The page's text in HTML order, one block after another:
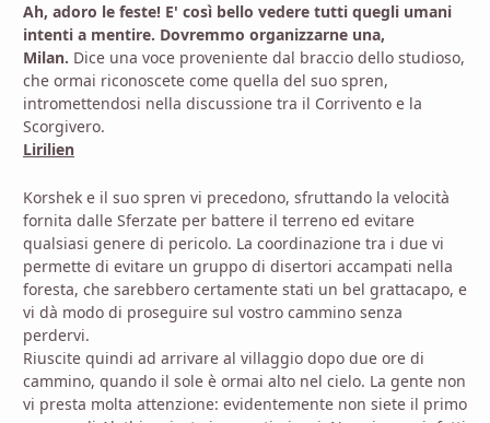
Ah, adoro le feste! E' così bello vedere tutti quegli umani
intenti a mentire. Dovremmo organizzarne una,
Milan. Dice una voce proveniente dal braccio dello studioso,
che ormai riconoscete come quella del suo spren,
intromettendosi nella discussione tra il Corrivento e la
Scorgivero.
Lirilien
Korshek e il suo spren vi precedono, sfruttando la velocità
fornita dalle Sferzate per battere il terreno ed evitare
qualsiasi genere di pericolo. La coordinazione tra i due vi
permette di evitare un gruppo di disertori accampati nella
foresta, che sarebbero certamente stati un bel grattacapo, e
vi dà modo di proseguire sul vostro cammino senza
perdervi.
Riuscite quindi ad arrivare al villaggio dopo due ore di
cammino, quando il sole è ormai alto nel cielo. La gente non
vi presta molta attenzione: evidentemente non siete il primo